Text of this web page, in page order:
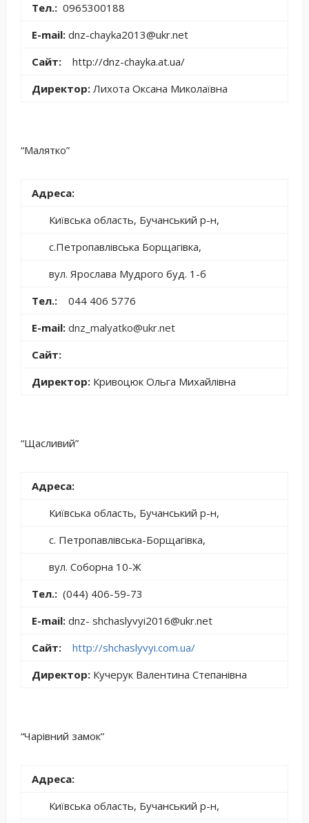
Тел.: 0965300188
E-mail: dnz-chayka2013@ukr.net
Сайт: http://dnz-chayka.at.ua/
Директор: Лихота Оксана Миколаївна
“Малятко”
Адреса:
Київська область, Бучанський р-н,
с.Петропавлівська Борщагівка,
вул. Ярослава Мудрого буд. 1-б
Тел.: 044 406 5776
E-mail: dnz_malyatko@ukr.net
Сайт:
Директор: Кривоцюк Ольга Михайлівна
“Щасливий”
Адреса:
Київська область, Бучанський р-н,
с. Петропавлівська-Борщагівка,
вул. Соборна 10-Ж
Тел.: (044) 406-59-73
E-mail: dnz- shchaslyvyi2016@ukr.net
Сайт: http://shchaslyvyi.com.ua/
Директор: Кучерук Валентина Степанівна
“Чарівний замок”
Адреса:
Київська область, Бучанський р-н,